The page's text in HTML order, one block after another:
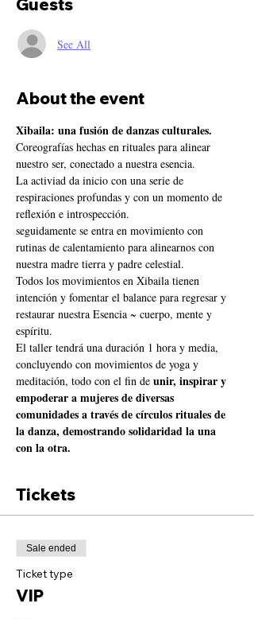
Guests
See All
About the event
Xibaila: una fusión de danzas culturales.
Coreografías hechas en rituales para alinear
nuestro ser, conectado a nuestra esencia.
La activiad da inicio con una serie de
respiraciones profundas y con un momento de
reflexión e introspección.
seguidamente se entra en movimiento con
rutinas de calentamiento para alinearnos con
nuestra madre tierra y padre celestial.
Todos los movimientos en Xibaila tienen
intención y fomentar el balance para regresar y
restaurar nuestra Esencia ~ cuerpo, mente y
espíritu.
El taller tendrá una duración 1 hora y media,
concluyendo con movimientos de yoga y
meditación, todo con el fin de unir, inspirar y
empoderar a mujeres de diversas
comunidades a través de círculos rituales de
la danza, demostrando solidaridad la una
con la otra.
Tickets
Sale ended
Ticket type
VIP